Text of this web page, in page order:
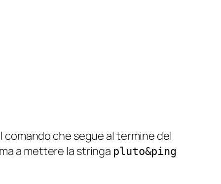
comando che segue al termine del
a mettere la stringa pluto&ping